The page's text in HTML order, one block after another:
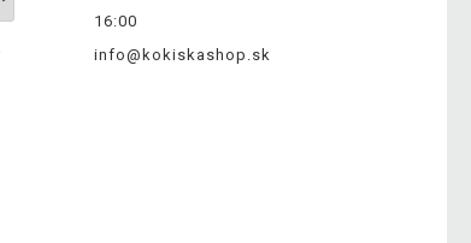
16:00
info@kokiskashop.sk